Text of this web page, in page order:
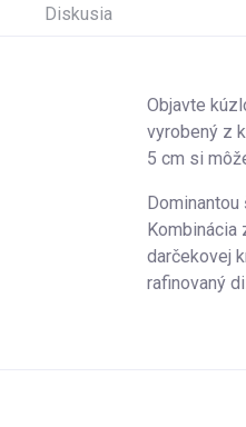
Diskusia
Objavte
vyrobený z
5 cm si
Kombinácia
darčekovej
rafinovaný